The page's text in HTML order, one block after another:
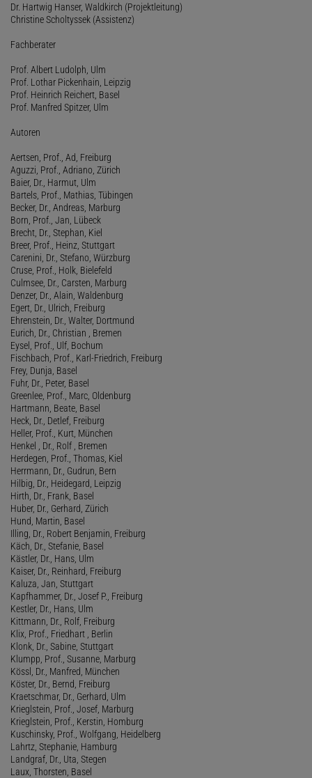
Dr. Hartwig Hanser, Waldkirch (Projektleitung)
Christine Scholtyssek (Assistenz)
Fachberater
Prof. Albert Ludolph, Ulm
Prof. Lothar Pickenhain, Leipzig
Prof. Heinrich Reichert, Basel
Prof. Manfred Spitzer, Ulm
Autoren
Aertsen, Prof., Ad, Freiburg
Aguzzi, Prof., Adriano, Zürich
Baier, Dr., Harmut, Ulm
Bartels, Prof., Mathias, Tübingen
Becker, Dr., Andreas, Marburg
Born, Prof., Jan, Lübeck
Brecht, Dr., Stephan, Kiel
Breer, Prof., Heinz, Stuttgart
Carenini, Dr., Stefano, Würzburg
Cruse, Prof., Holk, Bielefeld
Culmsee, Dr., Carsten, Marburg
Denzer, Dr., Alain, Waldenburg
Egert, Dr., Ulrich, Freiburg
Ehrenstein, Dr., Walter, Dortmund
Eurich, Dr., Christian , Bremen
Eysel, Prof., Ulf, Bochum
Fischbach, Prof., Karl-Friedrich, Freiburg
Frey, Dunja, Basel
Fuhr, Dr., Peter, Basel
Greenlee, Prof., Marc, Oldenburg
Hartmann, Beate, Basel
Heck, Dr., Detlef, Freiburg
Heller, Prof., Kurt, München
Henkel , Dr., Rolf , Bremen
Herdegen, Prof., Thomas, Kiel
Herrmann, Dr., Gudrun, Bern
Hilbig, Dr., Heidegard, Leipzig
Hirth, Dr., Frank, Basel
Huber, Dr., Gerhard, Zürich
Hund, Martin, Basel
Illing, Dr., Robert Benjamin, Freiburg
Käch, Dr., Stefanie, Basel
Kästler, Dr., Hans, Ulm
Kaiser, Dr., Reinhard, Freiburg
Kaluza, Jan, Stuttgart
Kapfhammer, Dr., Josef P., Freiburg
Kestler, Dr., Hans, Ulm
Kittmann, Dr., Rolf, Freiburg
Klix, Prof., Friedhart , Berlin
Klonk, Dr., Sabine, Stuttgart
Klumpp, Prof., Susanne, Marburg
Kössl, Dr., Manfred, München
Köster, Dr., Bernd, Freiburg
Kraetschmar, Dr., Gerhard, Ulm
Krieglstein, Prof., Josef, Marburg
Krieglstein, Prof., Kerstin, Homburg
Kuschinsky, Prof., Wolfgang, Heidelberg
Lahrtz, Stephanie, Hamburg
Landgraf, Dr., Uta, Stegen
Laux, Thorsten, Basel